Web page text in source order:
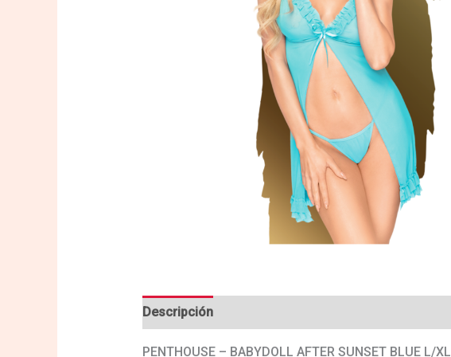
Descripción
PENTHOUSE – BABYDOLL AFTER SUNSET BLUE L/XL